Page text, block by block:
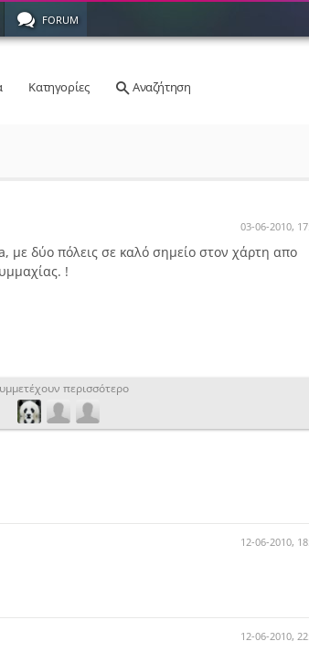
FORUM
Κατηγορίες Αναζήτηση
03-06-2010,
με δύο πόλεις σε καλό σημείο στον χάρτη απο
!
περισσότερο
12-06-2010,
12-06-2010,